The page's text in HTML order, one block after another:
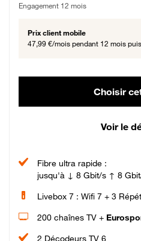
Engagement 12 mois
Prix client mobile
47,99 €/mois pendant 12 mois puis
Choisir
Voir le
Fibre ultra rapide :
jusqu'à ↓ 8 Gbit/s ↑ 8
Livebox 7 : Wifi 7 + 3
200 chaînes TV +
2 Décodeurs TV 6